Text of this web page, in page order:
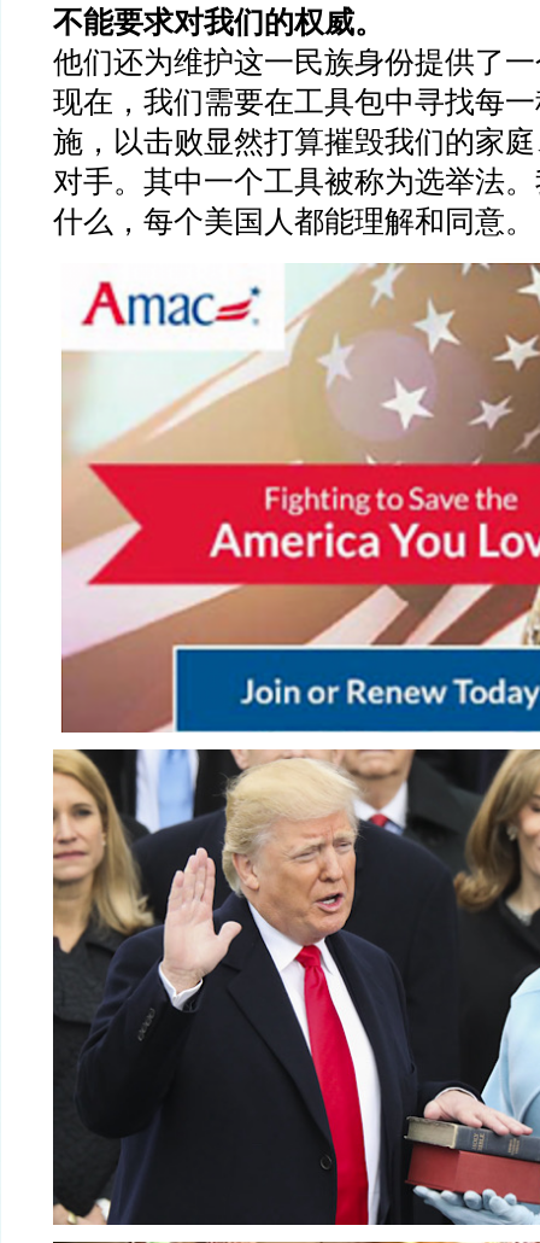
不能要求对我们的权威。
他们还为维护这一民族身份提供了
现在，我们需要在工具包中寻找每
施，以击败显然打算摧毁我们的家
对手。其中一个工具被称为选举法
什么，每个美国人都能理解和同意。